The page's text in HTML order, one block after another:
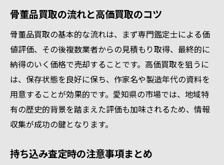
骨董品買取の流れと高価買取のコツ
骨董品買取の基本的な流れは、まず専門鑑定士による価
値評価、その後複数業者からの見積もり取得、最終的に
納得のいく価格で売却することです。高価買取を狙うに
は、保存状態を良好に保ち、作家名や製造年代の資料を
用意することが効果的です。愛知県の市場では、地域特
有の歴史的背景を踏まえた評価も加味されるため、情報
収集が成功の鍵となります。
持ち込み査定時の注意事項まとめ